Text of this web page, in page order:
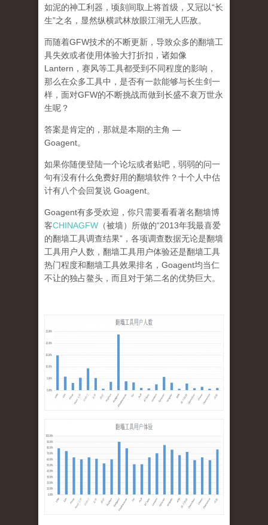
如泥的神工利器，顷刻间取上将首级，又冠以“长
生”之名，显然纵横武林放眼江湖无人匹敌。
而随着GFW技术的不断更新，导致众多的翻墙工
具失效或者使用体验大打折扣，诸如像
Lantern，赛风等工具都受到不同程度的影响，
那么在众多工具中，是否有一款能够与长生剑一
样，面对GFW的不断挑战而做到长盛不衰万世永
生呢？
答案是肯定的，那就是本期的主角 —
Goagent。
如果你随便登陆一个论坛或者贴吧，弱弱的问一
句有没有什么免费好用的翻墙软件？十个人中估
计有八个会回复说 Goagent。
Goagent有多受欢迎，你只需要看看著名翻墙博
客CHINAGFW （被墙）所做的“2013年我最喜爱
的翻墙工具调查结果”，各项调查数据无论是翻墙
工具用户人数，翻墙工具用户体验还是翻墙工具
热门程度和翻墙工具效果排名，Goagent均当仁
不让的独占鳌头，而且对于第二名的优势巨大。